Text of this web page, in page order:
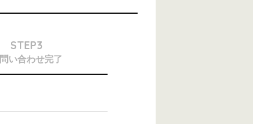
STEP3
い合わせ完了